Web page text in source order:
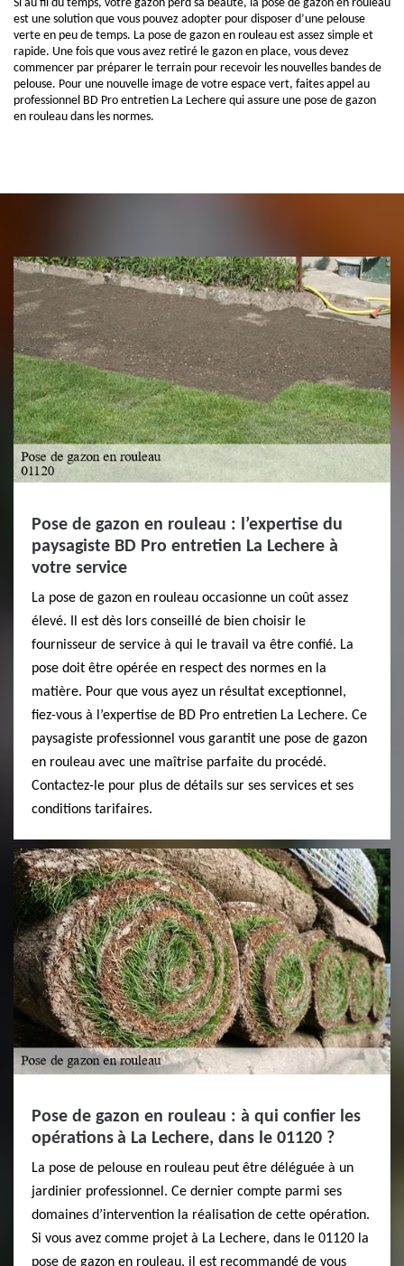
Si au fil du temps, votre gazon perd sa beauté, la pose de gazon en rouleau
est une solution que vous pouvez adopter pour disposer d’une pelouse
verte en peu de temps. La pose de gazon en rouleau est assez simple et
rapide. Une fois que vous avez retiré le gazon en place, vous devez
commencer par préparer le terrain pour recevoir les nouvelles bandes de
pelouse. Pour une nouvelle image de votre espace vert, faites appel au
professionnel BD Pro entretien La Lechere qui assure une pose de gazon
en rouleau dans les normes.
Pose de gazon en rouleau : l’expertise du
paysagiste BD Pro entretien La Lechere à
votre service
La pose de gazon en rouleau occasionne un coût assez
élevé. Il est dès lors conseillé de bien choisir le
fournisseur de service à qui le travail va être confié. La
pose doit être opérée en respect des normes en la
matière. Pour que vous ayez un résultat exceptionnel,
fiez-vous à l’expertise de BD Pro entretien La Lechere. Ce
paysagiste professionnel vous garantit une pose de gazon
en rouleau avec une maîtrise parfaite du procédé.
Contactez-le pour plus de détails sur ses services et ses
conditions tarifaires.
Pose de gazon en rouleau : à qui confier les
opérations à La Lechere, dans le 01120 ?
La pose de pelouse en rouleau peut être déléguée à un
jardinier professionnel. Ce dernier compte parmi ses
domaines d’intervention la réalisation de cette opération.
Si vous avez comme projet à La Lechere, dans le 01120 la
pose de gazon en rouleau, il est recommandé de vous